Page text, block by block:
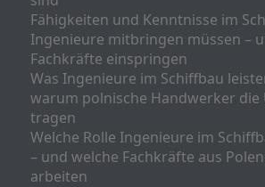
Fähigkeiten und Kenntnisse im
Ingenieure mitbringen müssen –
Fachkräfte einspringen
Was Ingenieure im Schiffbau
warum polnische Handwerker die
tragen
Welche Rolle Ingenieure im
– und welche Fachkräfte aus
arbeiten